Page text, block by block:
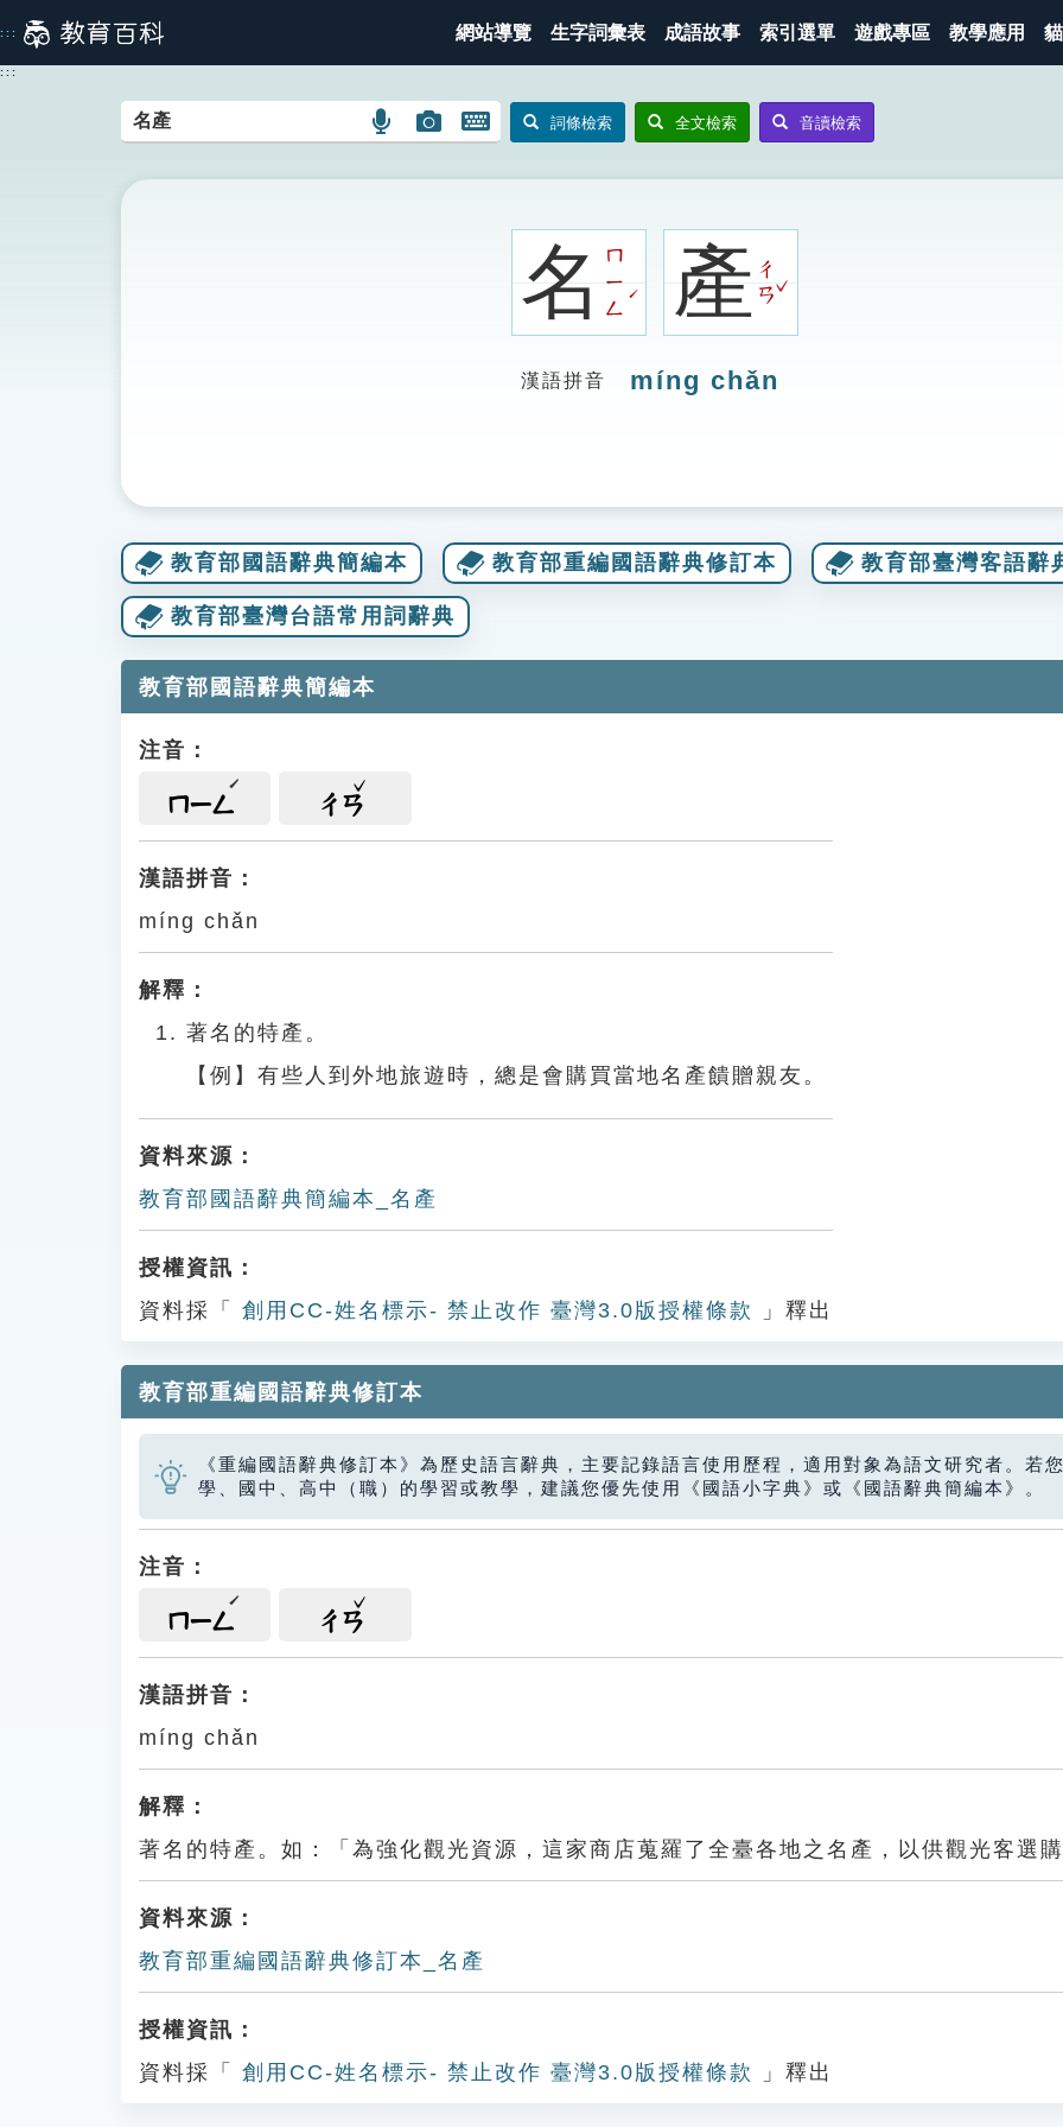
到
主
::: 網站導覽 生字詞彙表 成語故事 索引選單 遊戲專區 教學應用
:::
語
搜
圖
搜
開
鍵
詞條檢索 全文檢索 音讀檢索
名ㄇ
ㄧ
ㄥ
ˊ 產ㄔ
ㄢ
ˇ
漢語拼音 míng chǎn
教育部國語辭典簡編本 教育部重編國語辭典修訂本 教育部臺灣客語辭
教育部臺灣台語常用詞辭典
教育部國語辭典簡編本
注音：
ㄇㄧㄥ ㄔㄢ
漢語拼音：
míng chǎn
解釋：
著名的特產。
【例】有些人到外地旅遊時，總是會購買當地名產饋贈親友。
資料來源：
教育部國語辭典簡編本_名產
授權資訊：
資料採「
創用CC-姓名標示- 禁止改作 臺灣3.0版授權條款 」釋出
教育部重編國語辭典修訂本
《重編國語辭典修訂本》為歷史語言辭典，主要記錄語言使用歷程，適用對象為語文研究者。若
學、國中、高中（職）的學習或教學，建議您優先使用《國語小字典》或《國語辭典簡編本》。
注音：
ㄇㄧㄥ ㄔㄢ
漢語拼音：
míng chǎn
解釋：
著名的特產。如：「為強化觀光資源，這家商店蒐羅了全臺各地之名產，以供觀光客選
資料來源：
教育部重編國語辭典修訂本_名產
授權資訊：
資料採「
創用CC-姓名標示- 禁止改作 臺灣3.0版授權條款 」釋出